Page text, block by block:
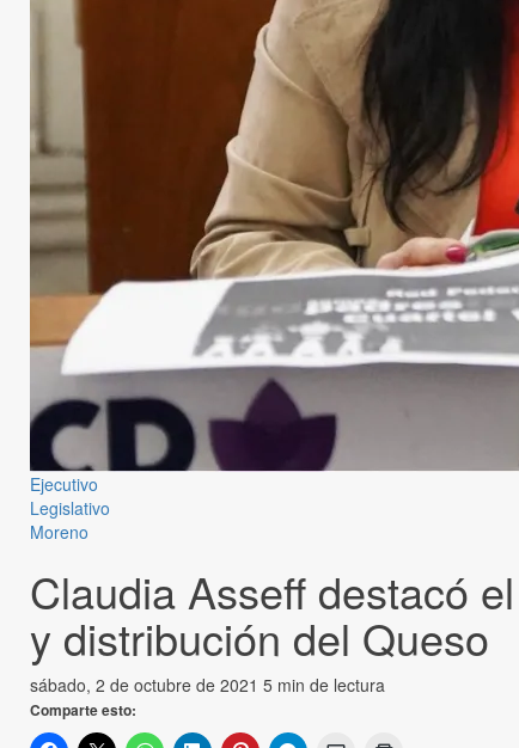
Ejecutivo
Legislativo
Moreno
Claudia Asseff destacó
y distribución del Queso
sábado, 2 de octubre de 2021 5 min de lectura
Comparte esto: